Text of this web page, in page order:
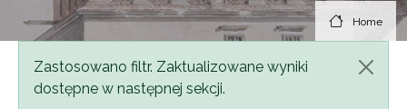
Home
Status message
Zastosowano filtr. Zaktualizowane wyniki
dostępne w następnej sekcji.